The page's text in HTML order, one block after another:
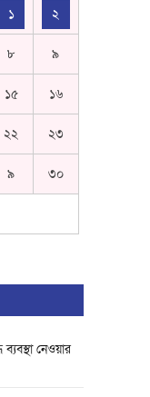
১ ২
৮ ৯
১৫ ১৬
২২ ২৩
৯ ৩০
নেওয়ার